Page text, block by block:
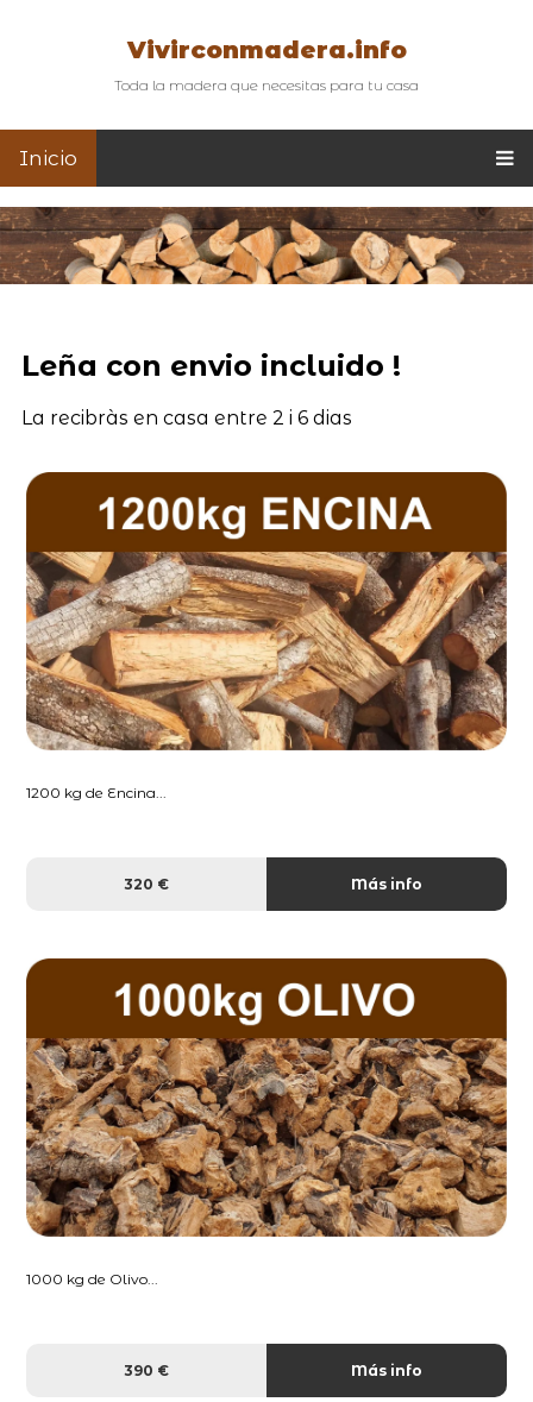
Vivirconmadera.info
Toda la madera que necesitas para tu casa
Inicio
Leña con envio incluido !
La recibràs en casa entre 2 i 6 dias
1200 kg de Encina...
320 € Más info
1000 kg de Olivo...
390 € Más info